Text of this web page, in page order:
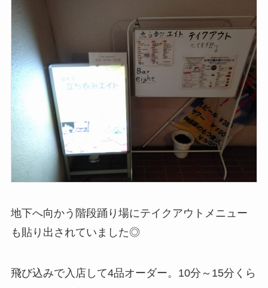
地下へ向かう階段踊り場にテイクアウトメニュー
も貼り出されていました◎
飛び込みで入店して4品オーダー。10分～15分くら